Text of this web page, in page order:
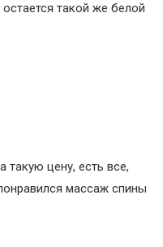
такой же белой
такую цену, есть все,
массаж спины